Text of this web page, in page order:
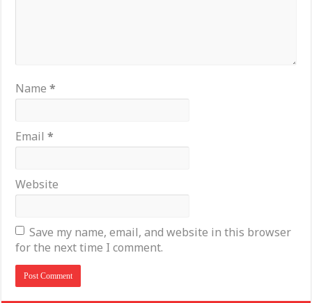
Name*
Email*
Website
Save my name, email, and website in this browser
for the next time I comment.